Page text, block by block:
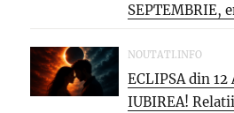
SEPTEMBRIE,
NOUTATI.INFO
ECLIPSA din 12
IUBIREA!